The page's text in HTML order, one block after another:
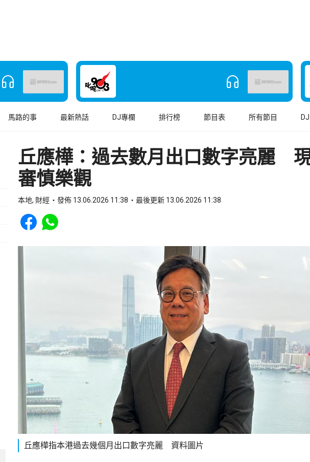
馬路的事 最新熱話 DJ專欄 排行榜 節目表 所有節目
丘應樺：過去數月出口數字亮麗
審慎樂觀
本地, 財經 發佈 13.06.2026 11:38 最後更新 13.06.2026 11:38
Share to Facebook
Share to WhatsApp
丘應樺指本港過去幾個月出口數字亮麗 資料圖片